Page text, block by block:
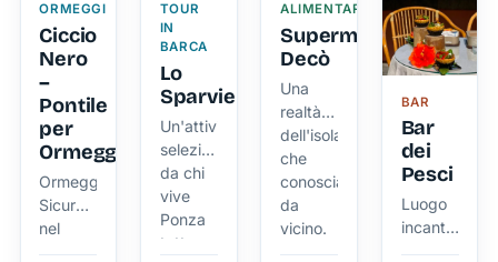
ORMEGGI
Ciccio
Nero
–
Pontile
per
Ormeggio
Ormeggio
Sicuro
nel
Porto di
TOUR
IN
BARCA
Lo
Sparviero
Un'attività
selezionata
da chi
vive
Ponza
tutto
ALIMENTARI
Supermercato
Decò
Una
realtà
dell'isola
che
conosciamo
da
vicino.
BAR
Bar
dei
Pesci
Luogo
incantevole
che